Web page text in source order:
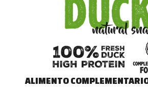
ALIMENTO